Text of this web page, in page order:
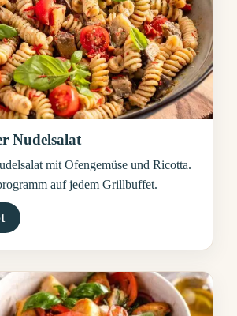
Nudelsalat
mit Ofengemüse und Ricotta.
auf jedem Grillbuffet.